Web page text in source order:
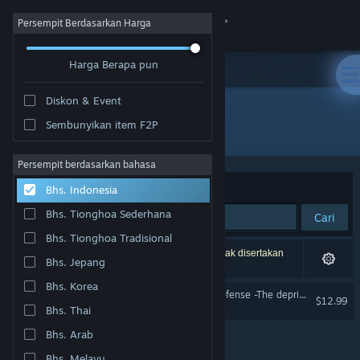
Login
Tentang
Bantuan
Ubah bahasa
Dapatkan Aplikasi Seluler Steam
Lihat situs web desktop
Persempit Berdasarkan Harga
Harga Berapa pun
Diskon & Event
Sembunyikan item F2P
Persempit berdasarkan bahasa
Bhs. Indonesia
Bhs. Tionghoa Sederhana
Bhs. Tionghoa Tradisional
Bhs. Jepang
Bhs. Korea
Bhs. Thai
Bhs. Arab
Pengembang: Luna's Tail Creative LLC
Berdasarkan Relevansi
Cari
1 hasil cocok dengan pencarianmu. 1 produk tidak disertakan
berdasarkan preferensimu.
Luna & Monsters Tower Defense -The deprived magical kingdom-
$12.99